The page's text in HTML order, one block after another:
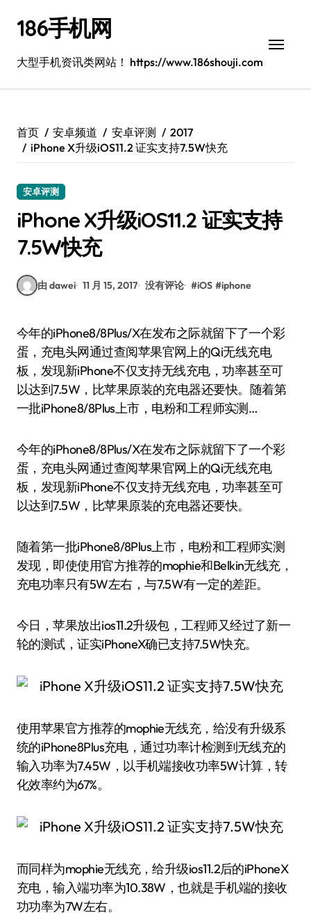
186手机网
大型手机资讯类网站！ https://www.186shouji.com
首页 安卓频道 安卓评测
2017
iPhone X升级iOS11.2 证实支持7.5W快充
安卓评测
iPhone X升级iOS11.2 证实支持
7.5W快充
由 dawei 11 月 15, 2017 没有评论 #iOS #iphone
今年的iPhone8/8Plus/X在发布之际就留下了一个彩
蛋，充电头网通过查阅苹果官网上的Qi无线充电
板，发现新iPhone不仅支持无线充电，功率甚至可
以达到7.5W，比苹果原装的充电器还要快。随着第
一批iPhone8/8Plus上市，电粉和工程师实测…
今年的iPhone8/8Plus/X在发布之际就留下了一个彩
蛋，充电头网通过查阅苹果官网上的Qi无线充电
板，发现新iPhone不仅支持无线充电，功率甚至可
以达到7.5W，比苹果原装的充电器还要快。
随着第一批iPhone8/8Plus上市，电粉和工程师实测
发现，即使使用官方推荐的mophie和Belkin无线充，
充电功率只有5W左右，与7.5W有一定的差距。
今日，苹果放出ios11.2升级包，工程师又经过了新一
轮的测试，证实iPhoneX确已支持7.5W快充。
使用苹果官方推荐的mophie无线充，给没有升级系
统的iPhone8Plus充电，通过功率计检测到无线充的
输入功率为7.45W，以手机端接收功率5W计算，转
化效率约为67%。
而同样为mophie无线充，给升级ios11.2后的iPhoneX
充电，输入端功率为10.38W，也就是手机端的接收
功功率为7W左右。